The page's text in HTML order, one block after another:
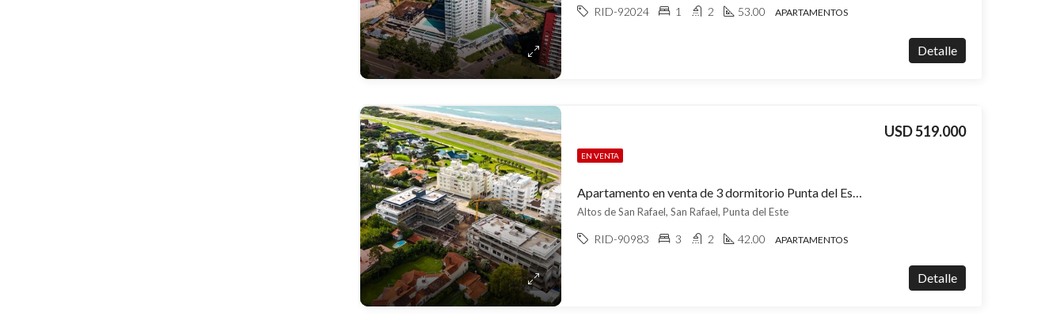
RID-92024 1 2 53.00 APARTAMENTOS
Detalle
EN VENTA
Apartamento en venta de 3 dormitorio Punta del Este San Rafael, vistas al mar y a una cuadra de Playa Brava, entrega 2026
USD 519.000
Altos de San Rafael, San Rafael, Punta del Este
RID-90983 3 2 42.00 APARTAMENTOS
Detalle